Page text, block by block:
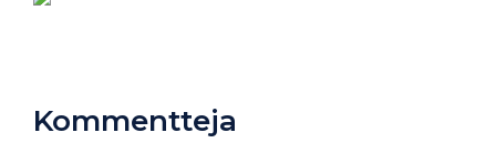
Kommentteja